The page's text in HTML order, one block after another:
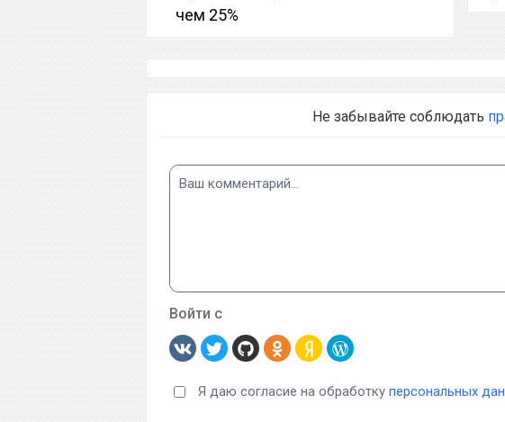
чем 25%
Не забывайте соблюдать
Войти с
Я даю согласие на обработку персональных